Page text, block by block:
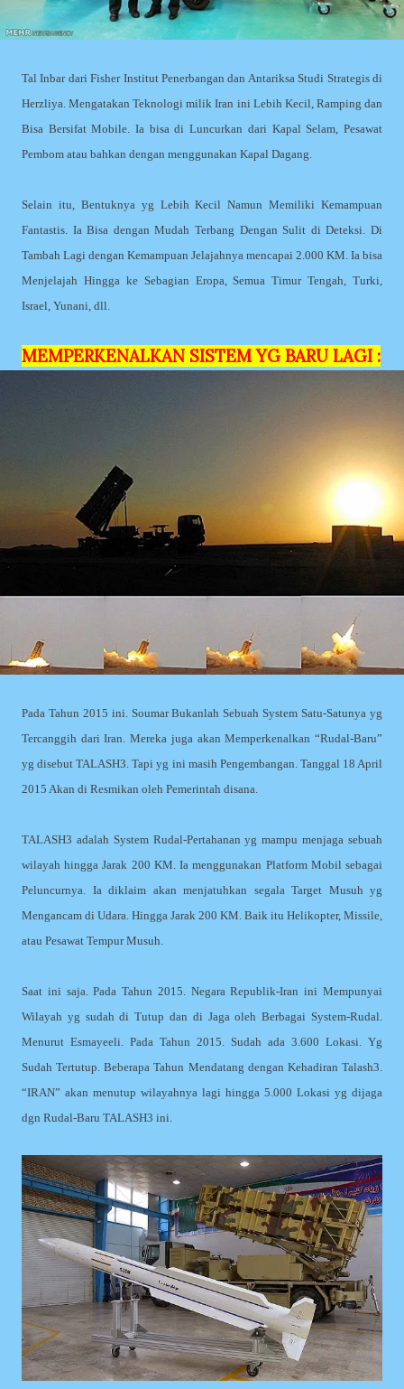
Tal Inbar dari Fisher Institut Penerbangan dan Antariksa Studi Strategis di
Herzliya. Mengatakan Teknologi milik Iran ini Lebih Kecil, Ramping dan
Bisa Bersifat Mobile. Ia bisa di Luncurkan dari Kapal Selam, Pesawat
Pembom atau bahkan dengan menggunakan Kapal Dagang.
Selain itu, Bentuknya yg Lebih Kecil Namun Memiliki Kemampuan
Fantastis. Ia Bisa dengan Mudah Terbang Dengan Sulit di Deteksi. Di
Tambah Lagi dengan Kemampuan Jelajahnya mencapai 2.000 KM. Ia bisa
Menjelajah Hingga ke Sebagian Eropa, Semua Timur Tengah, Turki,
Israel, Yunani, dll.
MEMPERKENALKAN SISTEM YG BARU LAGI :
Pada Tahun 2015 ini. Soumar Bukanlah Sebuah System Satu-Satunya yg
Tercanggih dari Iran. Mereka juga akan Memperkenalkan “Rudal-Baru”
yg disebut TALASH3. Tapi yg ini masih Pengembangan. Tanggal 18 April
2015 Akan di Resmikan oleh Pemerintah disana.
TALASH3 adalah System Rudal-Pertahanan yg mampu menjaga sebuah
wilayah hingga Jarak 200 KM. Ia menggunakan Platform Mobil sebagai
Peluncurnya. Ia diklaim akan menjatuhkan segala Target Musuh yg
Mengancam di Udara. Hingga Jarak 200 KM. Baik itu Helikopter, Missile,
atau Pesawat Tempur Musuh.
Saat ini saja. Pada Tahun 2015. Negara Republik-Iran ini Mempunyai
Wilayah yg sudah di Tutup dan di Jaga oleh Berbagai System-Rudal.
Menurut Esmayeeli. Pada Tahun 2015. Sudah ada 3.600 Lokasi. Yg
Sudah Tertutup. Beberapa Tahun Mendatang dengan Kehadiran Talash3.
“IRAN” akan menutup wilayahnya lagi hingga 5.000 Lokasi yg dijaga
dgn Rudal-Baru TALASH3 ini.